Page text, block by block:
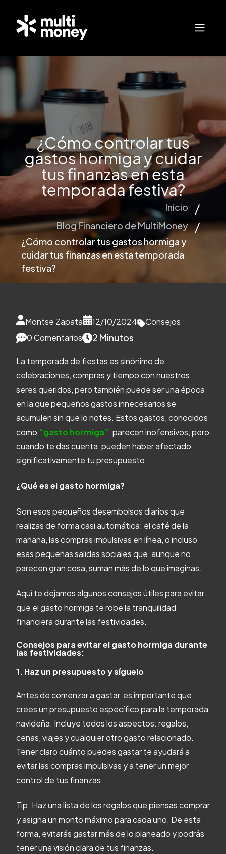
¿Cómo controlar tus
gastos hormiga y cuidar
tus finanzas en esta
temporada festiva?
Inicio
Blog Financiero de MultiMoney
¿Cómo controlar tus gastos hormiga y
cuidar tus finanzas en esta temporada
festiva?
Montse Zapata 12/10/2024
Consejos
0 Comentarios
2 Minutos
La temporada de fiestas es sinónimo de
celebraciones, compras y tiempo con nuestros
seres queridos, pero también puede ser una época
en la que pequeños gastos innecesarios se
acumulen sin que lo notes. Estos gastos, conocidos
como “gasto hormiga”, parecen inofensivos, pero
cuando te das cuenta, pueden haber afectado
significativamente tu presupuesto.
¿Qué es el gasto hormiga?
Son esos pequeños desembolsos diarios que
realizas de forma casi automática: el café de la
mañana, las compras impulsivas en línea, o incluso
esas pequeñas salidas sociales que, aunque no
parecen gran cosa, suman más de lo que imaginas.
Aquí te dejamos algunos consejos útiles para evitar
que el gasto hormiga te robe la tranquilidad
financiera durante las festividades.
Consejos para evitar el gasto hormiga durante
las festividades:
1. Haz un presupuesto y síguelo
Antes de comenzar a gastar, es importante que
crees un presupuesto específico para la temporada
navideña. Incluye todos los aspectos: regalos,
cenas, viajes y cualquier otro gasto relacionado.
Tener claro cuánto puedes gastar te ayudará a
evitar las compras impulsivas y a tener un mejor
control de tus finanzas.
Tip: Haz una lista de los regalos que piensas comprar
y asigna un monto máximo para cada uno. De esta
forma, evitarás gastar más de lo planeado y podrás
tener una visión clara de tus finanzas.